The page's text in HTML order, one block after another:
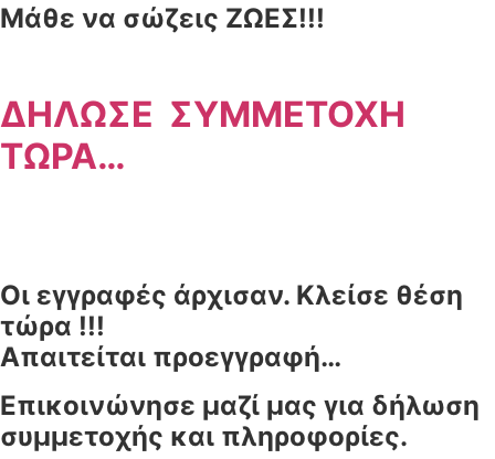
Μάθε να σώζεις ΖΩΕΣ!!!
ΔΗΛΩΣΕ ΣΥΜΜΕΤΟΧΗ
ΤΩΡΑ…
Οι εγγραφές άρχισαν. Κλείσε θέση
τώρα !!!
Απαιτείται προεγγραφή…
Επικοινώνησε μαζί μας για δήλωση
συμμετοχής και πληροφορίες.